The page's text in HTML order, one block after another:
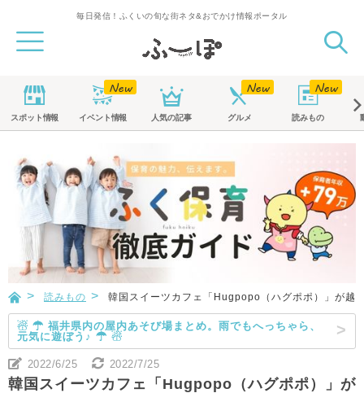
毎日発信！ふくいの旬な街ネタ&おでかけ情報ポータル
スポット情報 イベント情報 人気の記事 グルメ 読みもの
読みもの 韓国スイーツカフェ「Hugpopo（ハグポポ）」が越
☃ ☂ 福井県内の屋内あそび場まとめ。雨でもへっちゃら、
元気に遊ぼう♪ ☂ ☃
2022/6/25 2022/7/25
韓国スイーツカフェ「Hugpopo（ハグポポ）」が